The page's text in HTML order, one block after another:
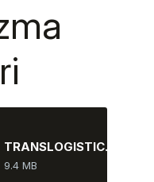
TRANSLOGISTICA PSR RU
9.4 MB